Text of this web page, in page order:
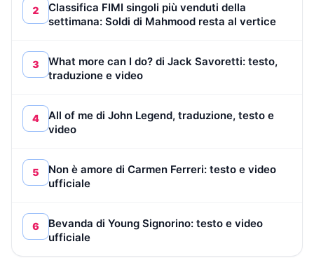
2
Classifica FIMI singoli più venduti della
settimana: Soldi di Mahmood resta al vertice
3
What more can I do? di Jack Savoretti: testo,
traduzione e video
4
All of me di John Legend, traduzione, testo e
video
5
Non è amore di Carmen Ferreri: testo e video
ufficiale
6
Bevanda di Young Signorino: testo e video
ufficiale